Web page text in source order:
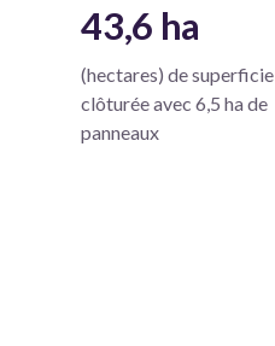
43,6 ha
(hectares) de superficie
clôturée avec 6,5 ha de
panneaux